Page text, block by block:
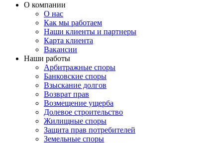
О компании
О нас
Как мы работаем
Наши клиенты и партнеры
Карта клиента
Вакансии
Наши работы
Арбитражные споры
Банковские споры
Взыскание долгов
Возврат прав
Возмещение ущерба
Долевое строительство
Жилищные споры
Защита прав потребителей
Земельные споры